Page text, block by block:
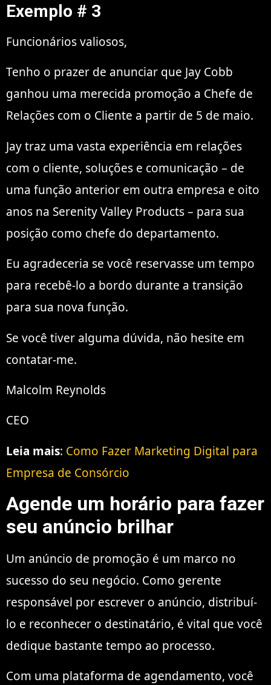
Exemplo # 3
Funcionários valiosos,
Tenho o prazer de anunciar que Jay Cobb
ganhou uma merecida promoção a Chefe de
Relações com o Cliente a partir de 5 de maio.
Jay traz uma vasta experiência em relações
com o cliente, soluções e comunicação – de
uma função anterior em outra empresa e oito
anos na Serenity Valley Products – para sua
posição como chefe do departamento.
Eu agradeceria se você reservasse um tempo
para recebê-lo a bordo durante a transição
para sua nova função.
Se você tiver alguma dúvida, não hesite em
contatar-me.
Malcolm Reynolds
CEO
Leia mais: Como Fazer Marketing Digital para
Empresa de Consórcio
Agende um horário para fazer
seu anúncio brilhar
Um anúncio de promoção é um marco no
sucesso do seu negócio. Como gerente
responsável por escrever o anúncio, distribuí-
lo e reconhecer o destinatário, é vital que você
dedique bastante tempo ao processo.
Com uma plataforma de agendamento, você